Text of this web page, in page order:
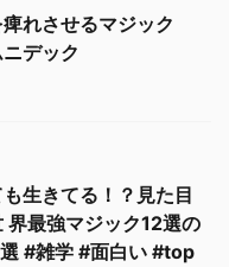
れさせるマジック
ニデック
生きてる！？見た目
界最強マジック12選の
#雑学 #面白い #top